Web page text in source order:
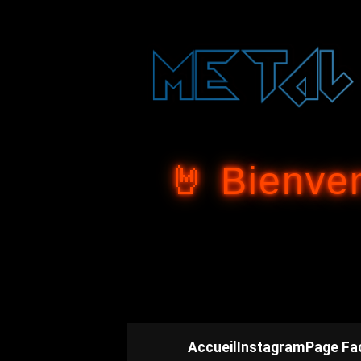
🤘
Accueil Instagram Page